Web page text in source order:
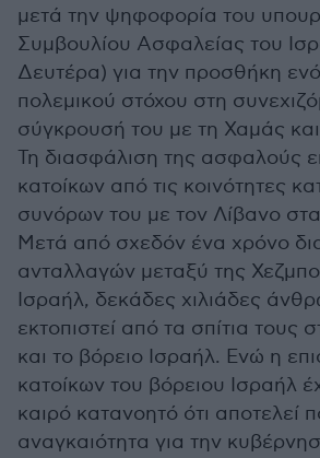
μετά την ψηφοφορία του
Συμβουλίου Ασφαλείας του
Δευτέρα) για την προσθήκη
πολεμικού στόχου στη
σύγκρουσή του με τη Χαμάς
Τη διασφάλιση της ασφαλούς
κατοίκων από τις κοινότητες
συνόρων του με τον Λίβανο στα
Μετά από σχεδόν ένα χρόνο
ανταλλαγών μεταξύ της
Ισραήλ, δεκάδες χιλιάδες
εκτοπιστεί από τα σπίτια τους
και το βόρειο Ισραήλ. Ενώ η
κατοίκων του βόρειου Ισραήλ
καιρό κατανοητό ότι αποτελεί
αναγκαιότητα για την